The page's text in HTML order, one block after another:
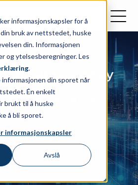
informasjonskapsler for å
din bruk av nettstedet, huske
din. Informasjonen
og ytelsesberegninger. Les
.
informasjonen din sporet når
Én enkelt
brukt til å huske
å bli sporet.
informasjonskapsler
Avslå
innsiktsverktøy
OG UTVIKLING AV